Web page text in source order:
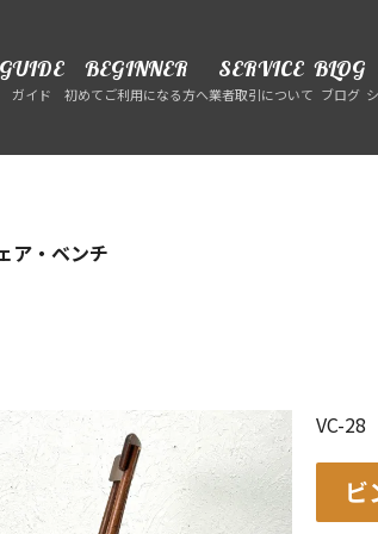
GUIDE
ガイド
BEGINNER
初めてご利用になる方へ
SERVICE
業者取引について
BLOG
ブログ
ア・ベンチ
VC-28
ビ